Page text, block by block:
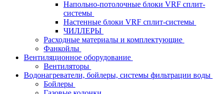
Напольно-потолочные блоки VRF сплит-
системы
Настенные блоки VRF сплит-системы
ЧИЛЛЕРЫ
Расходные материалы и комплектующие
Фанкойлы
Вентиляционное оборудование
Вентиляторы
Водонагреватели, бойлеры, системы фильтрации воды
Бойлеры